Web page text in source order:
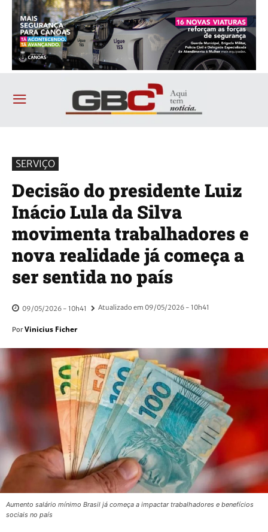
SERVIÇO
Decisão do presidente Luiz
Inácio Lula da Silva
movimenta trabalhadores e
nova realidade já começa a
ser sentida no país
09/05/2026 - 10h41 Atualizado em 09/05/2026 - 10h41
Por Vinicius Ficher
Aumento salário mínimo Brasil já começa a impactar trabalhadores e benefícios
sociais no país